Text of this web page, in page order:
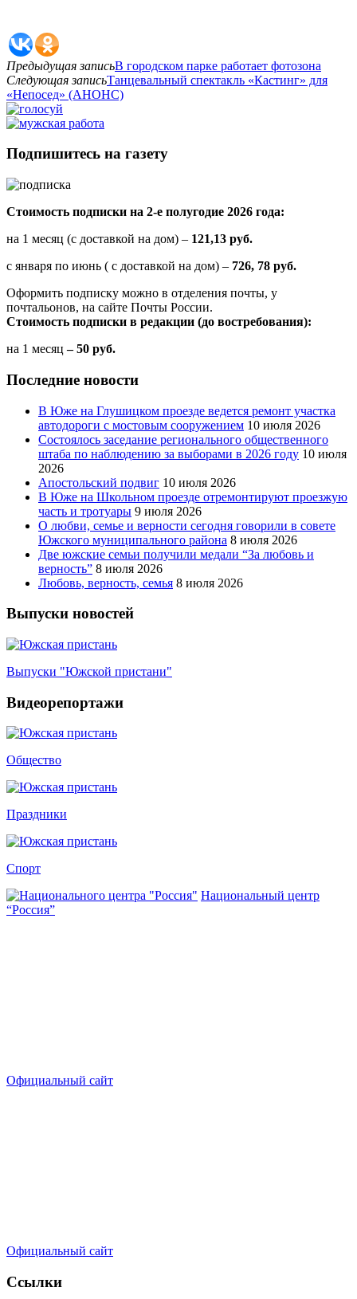
Предыдущая записьВ городском парке работает фотозона
Следующая записьТанцевальный спектакль «Кастинг» для
«Непосед» (АНОНС)
Подпишитесь на газету
Стоимость подписки на 2-е полугодие 2026 года:
на 1 месяц (с доставкой на дом) – 121,13 руб.
с января по июнь ( с доставкой на дом) – 726, 78 руб.
Оформить подписку можно в отделения почты, у
почтальонов, на сайте Почты России.
Стоимость подписки в редакции (до востребования):
на 1 месяц – 50 руб.
Последние новости
В Юже на Глушицком проезде ведется ремонт участка
автодороги с мостовым сооружением 10 июля 2026
Состоялось заседание регионального общественного
штаба по наблюдению за выборами в 2026 году 10 июля
2026
Апостольский подвиг 10 июля 2026
В Юже на Школьном проезде отремонтируют проезжую
часть и тротуары 9 июля 2026
О любви, семье и верности сегодня говорили в совете
Южского муниципального района 8 июля 2026
Две южские семьи получили медали “За любовь и
верность” 8 июля 2026
Любовь, верность, семья 8 июля 2026
Выпуски новостей
Выпуски "Южской пристани"
Видеорепортажи
Общество
Праздники
Спорт
Национальный центр
“Россия”
Официальный сайт
Официальный сайт
Ссылки